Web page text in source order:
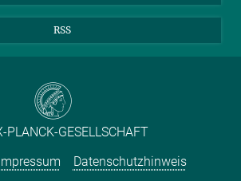
RSS
PLANCK-GESELLSCHAFT
Datenschutzhinweis